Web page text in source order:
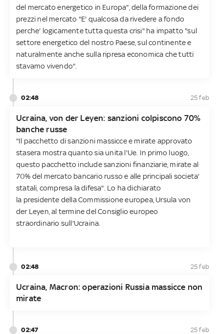
del mercato energetico in Europa", della formazione dei
prezzi nel mercato "E' qualcosa da rivedere a fondo
perche' logicamente tutta questa crisi" ha impatto "sul
settore energetico del nostro Paese, sul continente e
naturalmente anche sulla ripresa economica che tutti
stavamo vivendo".
02:48 25 feb
Ucraina, von der Leyen: sanzioni colpiscono 70%
banche russe
"Il pacchetto di sanzioni massicce e mirate approvato
stasera mostra quanto sia unita l'Ue. In primo luogo,
questo pacchetto include sanzioni finanziarie, mirate al
70% del mercato bancario russo e alle principali societa'
statali, compresa la difesa". Lo ha dichiarato
la presidente della Commissione europea, Ursula von
der Leyen, al termine del Consiglio europeo
straordinario sull'Ucraina.
02:48 25 feb
Ucraina, Macron: operazioni Russia massicce non
mirate
02:47 25 feb